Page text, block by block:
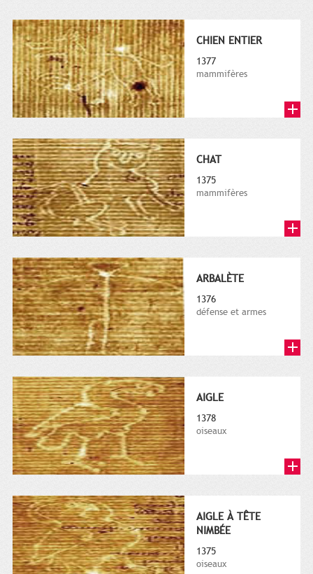
CHIEN ENTIER
1377
mammifères
CHAT
1375
mammifères
ARBALÈTE
1376
défense et armes
AIGLE
1378
oiseaux
AIGLE À TÊTE
NIMBÉE
1375
oiseaux